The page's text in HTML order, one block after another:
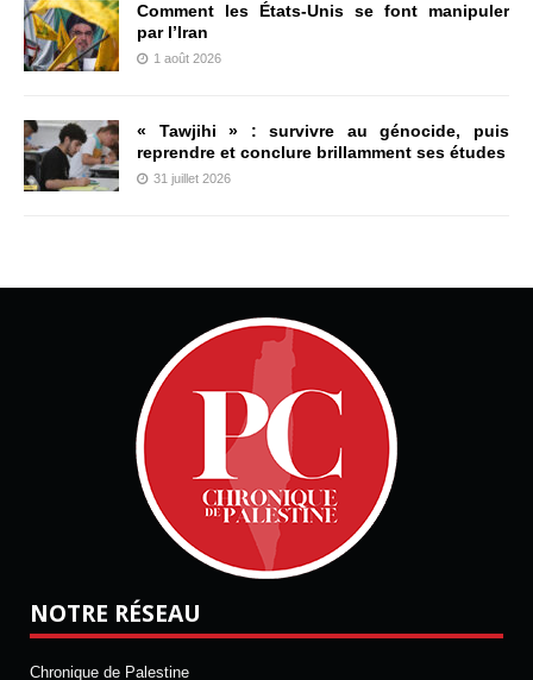
Comment les États-Unis se font manipuler
par l’Iran
1 août 2026
« Tawjihi » : survivre au génocide, puis
reprendre et conclure brillamment ses études
31 juillet 2026
NOTRE RÉSEAU
Chronique de Palestine